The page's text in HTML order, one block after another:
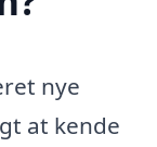
nye
at kende